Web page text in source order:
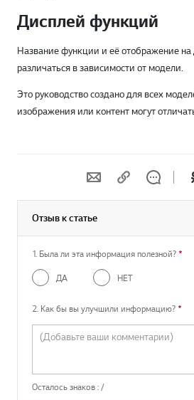
Дисплей функций
Название функции и её отображение на
различаться в зависимости от модели.
Это руководство создано для всех
изображения или контент могут
Отзыв к статье
1. Была ли эта информация полезной? *
ДА
НЕТ
2. Как бы вы улучшили информацию? *
Осталось знаков :/